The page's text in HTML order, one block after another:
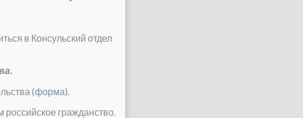
в Консульский отдел
(форма).
гражданство.